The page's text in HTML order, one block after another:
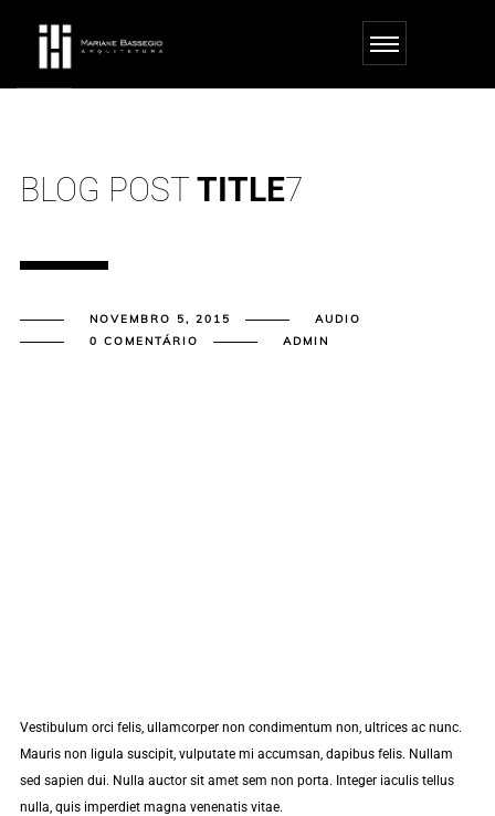
BLOG POSTTITLE7
NOVEMBRO 5, 2015
AUDIO
0 COMENTÁRIO
ADMIN
Vestibulum orci felis, ullamcorper non condimentum non, ultrices ac nunc.
Mauris non ligula suscipit, vulputate mi accumsan, dapibus felis. Nullam
sed sapien dui. Nulla auctor sit amet sem non porta. Integer iaculis tellus
nulla, quis imperdiet magna venenatis vitae.